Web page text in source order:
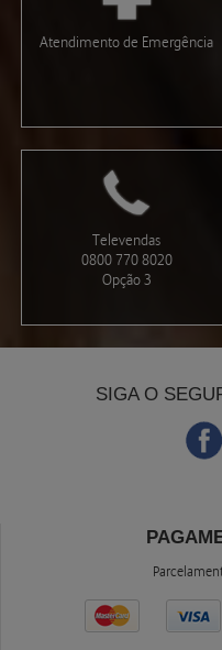
Atendimento de Emergência
Televendas
0800 770 8020
Opção 3
SIGA O